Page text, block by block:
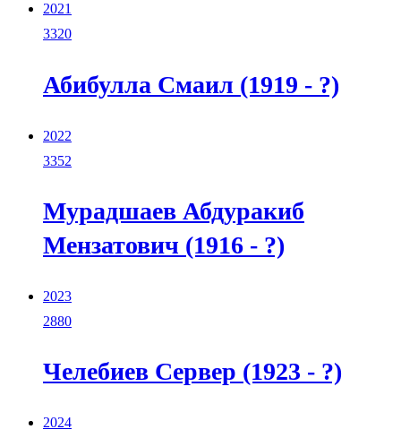
2021
3320
Абибулла Смаил (1919 - ?)
2022
3352
Мурадшаев Абдуракиб
Мензатович (1916 - ?)
2023
2880
Челебиев Сервер (1923 - ?)
2024